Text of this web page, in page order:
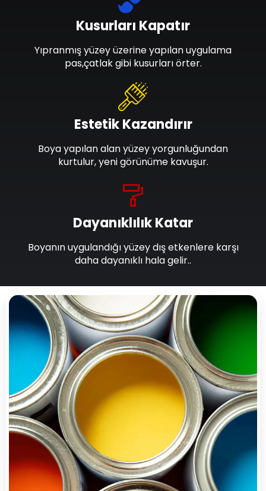
Dayanıklılık Katar
Boyanın uygulandığı yüzey dış etkenlere karşı
daha dayanıklı hala gelir..
Estetik Kazandırır
Boya yapılan alan yüzey yorgunluğundan
kurtulur, yeni görünüme kavuşur.
Kusurları Kapatır
Yıpranmış yüzey üzerine yapılan uygulama
pas,çatlak gibi kusurları örter.